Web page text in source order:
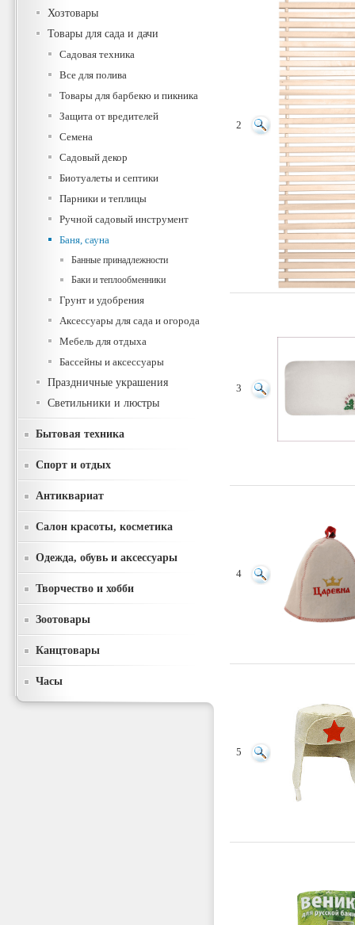
Хозтовары
Товары для сада и дачи
Садовая техника
Все для полива
Товары для барбекю и пикника
Защита от вредителей
Семена
Садовый декор
Биотуалеты и септики
Парники и теплицы
Ручной садовый инструмент
Баня, сауна
Банные принадлежности
Баки и теплообменники
Грунт и удобрения
Аксессуары для сада и огорода
Мебель для отдыха
Бассейны и аксессуары
Праздничные украшения
Светильники и люстры
Бытовая техника
Спорт и отдых
Антиквариат
Салон красоты, косметика
Одежда, обувь и аксессуары
Творчество и хобби
Зоотовары
Канцтовары
Часы
2
3
4
5